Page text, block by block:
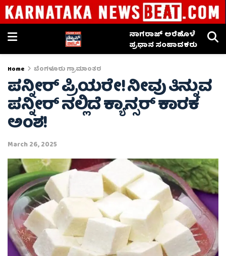
ನಾಗರಾಜ್ ಅರೆಹೊಳೆ
ಪ್ರಧಾನ ಸಂಪಾದಕರು
Home ಬೆಂಗಳೂರು ಗ್ರಾಮಾಂತರ
ಪನ್ನೀರ್ ಪ್ರಿಯರೇ! ನೀವು ತಿನ್ನುವ
ಪನ್ನೀರ್ ನಲ್ಲಿದೆ ಕ್ಯಾನ್ಸರ್ ಕಾರಕ
ಅಂಶ!
March 26, 2025